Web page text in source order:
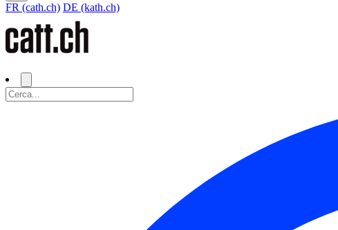
FR (cath.ch) DE (kath.ch)